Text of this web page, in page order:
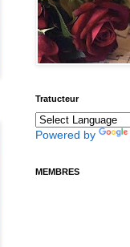
Tratucteur
Powered by
MEMBRES